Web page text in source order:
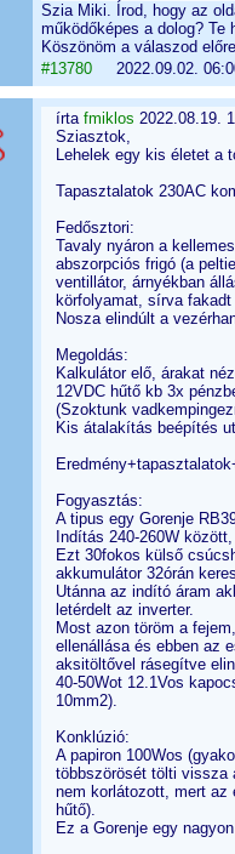
Szia Miki. Írod, hogy az
működőképes a dolog? Te
Köszönöm a válaszod
#137802022.09.02.
írta fmiklos 2022.08.19.
Sziasztok,
Lehelek egy kis életet a
Tapasztalatok 230AC
Fedősztori:
Tavaly nyáron a
abszorpciós frigó (a
ventillátor, árnyékban
körfolyamat, sírva
Nosza elindúlt a
Megoldás:
Kalkulátor elő, árakat
12VDC hűtő kb 3x
(Szoktunk
Kis átalakítás beépítés
Fogyasztás:
A tipus egy Gorenje
Indítás 240-260W
Ezt 30fokos külső
akkumulátor 32órán
Utánna az indító áram
letérdelt az inverter.
Most azon töröm a
ellenállása és ebben az
aksitöltővel rásegítve
40-50Wot 12.1Vos
10mm2).
Konklúzió:
A papiron 100Wos
többszörösét tölti vissza
nem korlátozott, mert az
hűtő).
Ez a Gorenje egy